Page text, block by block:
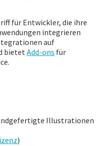
für Entwickler, die ihre
integrieren
auf
bietet Add-ons für
Illustrationen
)